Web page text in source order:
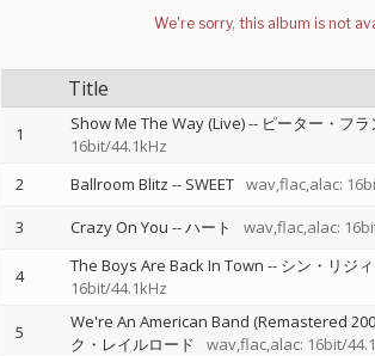
Title
1 Show Me The Way (Live)-- ピーター・フラ
16bit/44.1kHz
2 Ballroom Blitz -- SWEET wav,flac,alac:
3
Crazy On You --ハート wav,flac,alac:
4 The Boys Are Back In Town -- シン・リジィ
16bit/44.1kHz
5 We're An American Band (Remastered
ク・レイルロード
wav,flac,alac: 16bit/